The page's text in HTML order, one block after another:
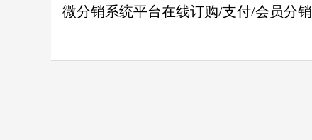
微分销系统平台在线订购/支付/会员分销